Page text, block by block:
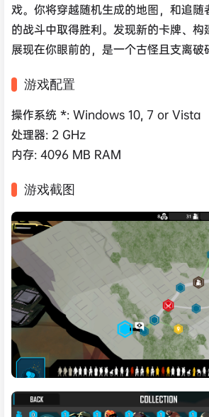
戏。你将穿越随机生成的地图，和追随
的战斗中取得胜利。发现新的卡牌、构
展现在你眼前的，是一个古怪且支离破
游戏配置
操作系统 *: Windows 10, 7 or Vista
处理器: 2 GHz
内存: 4096 MB RAM
游戏截图